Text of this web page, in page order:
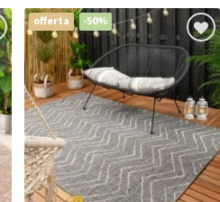
offerta -50%